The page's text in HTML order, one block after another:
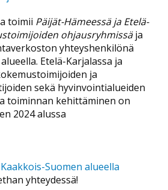
toimii Päijät-Hämeessä ja Etelä-
ohjausryhmissä ja
yhteyshenkilönä
Etelä-Karjalassa ja
ja
sekä hyvinvointialueiden
toiminnan kehittäminen on
2024 alussa
Kaakkois-Suomen alueella
yhteydessä!